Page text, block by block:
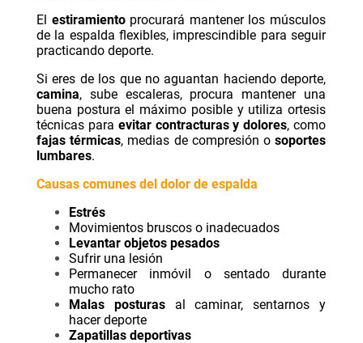
El estiramientoprocurará mantener los músculos
de la espalda flexibles, imprescindible para seguir
practicando deporte.
Si eres de los que no aguantan haciendo deporte,
camina, sube escaleras, procura mantener una
buena postura el máximo posible y utiliza ortesis
técnicas para evitar contracturas y dolores, como
fajas térmicas, medias de compresión osoportes
lumbares.
Causas comunes del dolor de espalda
Estrés
Movimientos bruscos o inadecuados
Levantar objetos pesados
Sufrir una lesión
Permanecer inmóvil o sentado durante
mucho rato
Malas posturasal caminar, sentarnos y
hacer deporte
Zapatillas deportivas